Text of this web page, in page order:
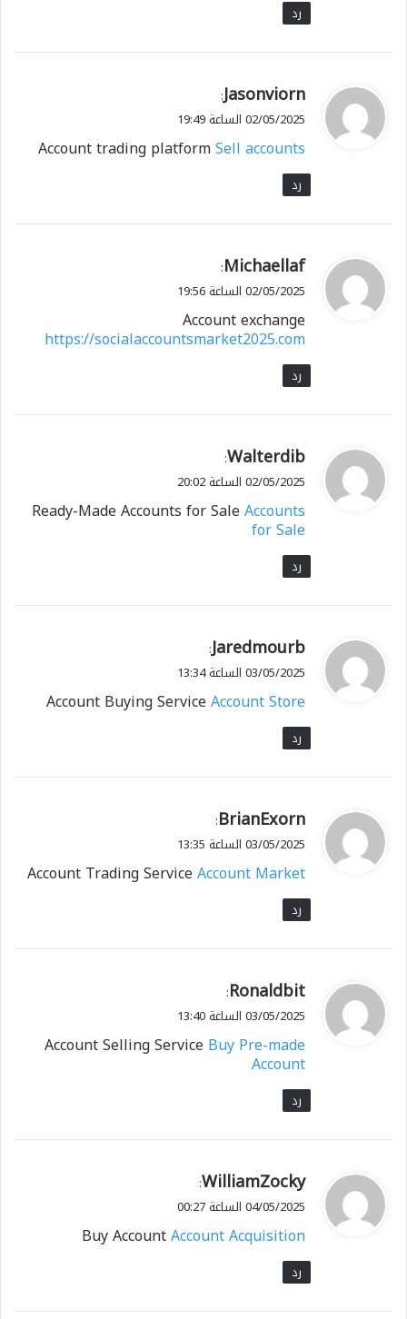
رد
ي
ق
ل
Jasonviorn
:
02/05/2025 الساعة 19:49
Account trading platformSell accounts
رد
ي
ق
ل
Michaellaf
:
02/05/2025 الساعة 19:56
Account exchange
https://socialaccountsmarket2025.com
رد
ي
ق
ل
Walterdib
:
02/05/2025 الساعة 20:02
Ready-Made Accounts for SaleAccounts
for Sale
رد
ي
ق
ل
Jaredmourb
:
03/05/2025 الساعة 13:34
Account Buying ServiceAccount Store
رد
ي
ق
ل
BrianExorn
:
03/05/2025 الساعة 13:35
Account Trading ServiceAccount Market
رد
ي
ق
ل
Ronaldbit
:
03/05/2025 الساعة 13:40
Account Selling ServiceBuy Pre-made
Account
رد
ي
ق
ل
WilliamZocky
:
04/05/2025 الساعة 00:27
Buy AccountAccount Acquisition
رد